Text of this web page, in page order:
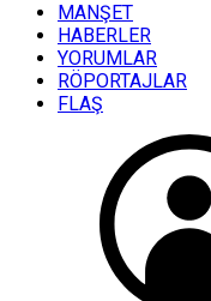
MANŞET
HABERLER
YORUMLAR
RÖPORTAJLAR
FLAŞ